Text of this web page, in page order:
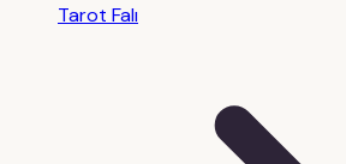
Tarot Falı